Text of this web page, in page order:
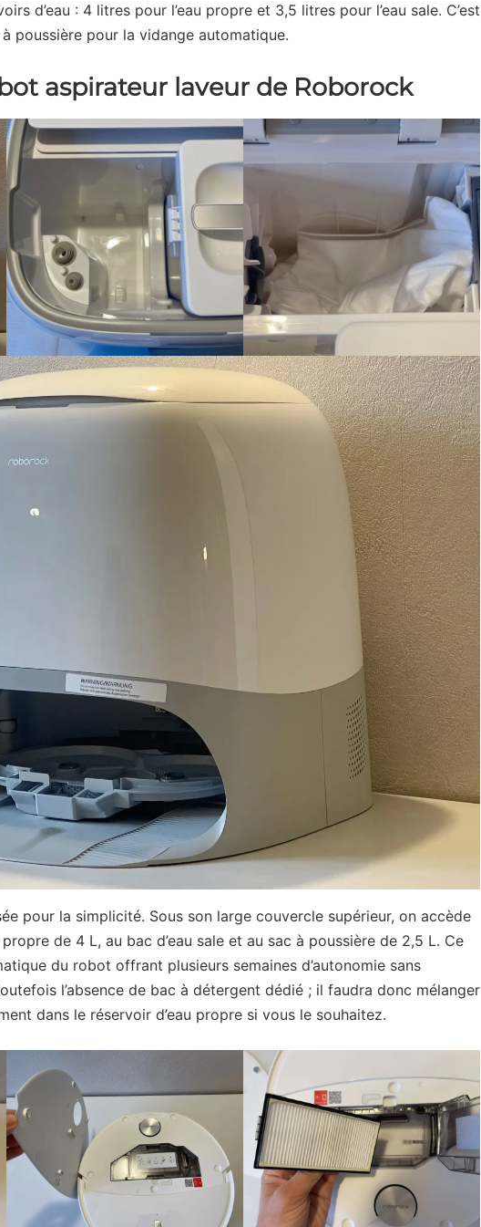
d’eau : 4 litres pour l’eau propre et 3,5 litres pour l’eau sale. C’est
poussière pour la vidange automatique.
aspirateur laveur de Roborock
pour la simplicité. Sous son large couvercle supérieur, on accède
propre de 4 L, au bac d’eau sale et au sac à poussière de 2,5 L. Ce
du robot offrant plusieurs semaines d’autonomie sans
l’absence de bac à détergent dédié ; il faudra donc mélanger
dans le réservoir d’eau propre si vous le souhaitez.